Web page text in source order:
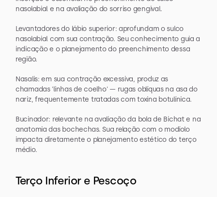
nasolabial e na avaliação do sorriso gengival.
Levantadores do lábio superior: aprofundam o sulco
nasolabial com sua contração. Seu conhecimento guia a
indicação e o planejamento do preenchimento dessa
região.
Nasalis: em sua contração excessiva, produz as
chamadas 'linhas de coelho' — rugas oblíquas na asa do
nariz, frequentemente tratadas com toxina botulínica.
Bucinador: relevante na avaliação da bola de Bichat e na
anatomia das bochechas. Sua relação com o modíolo
impacta diretamente o planejamento estético do terço
médio.
Terço Inferior e Pescoço